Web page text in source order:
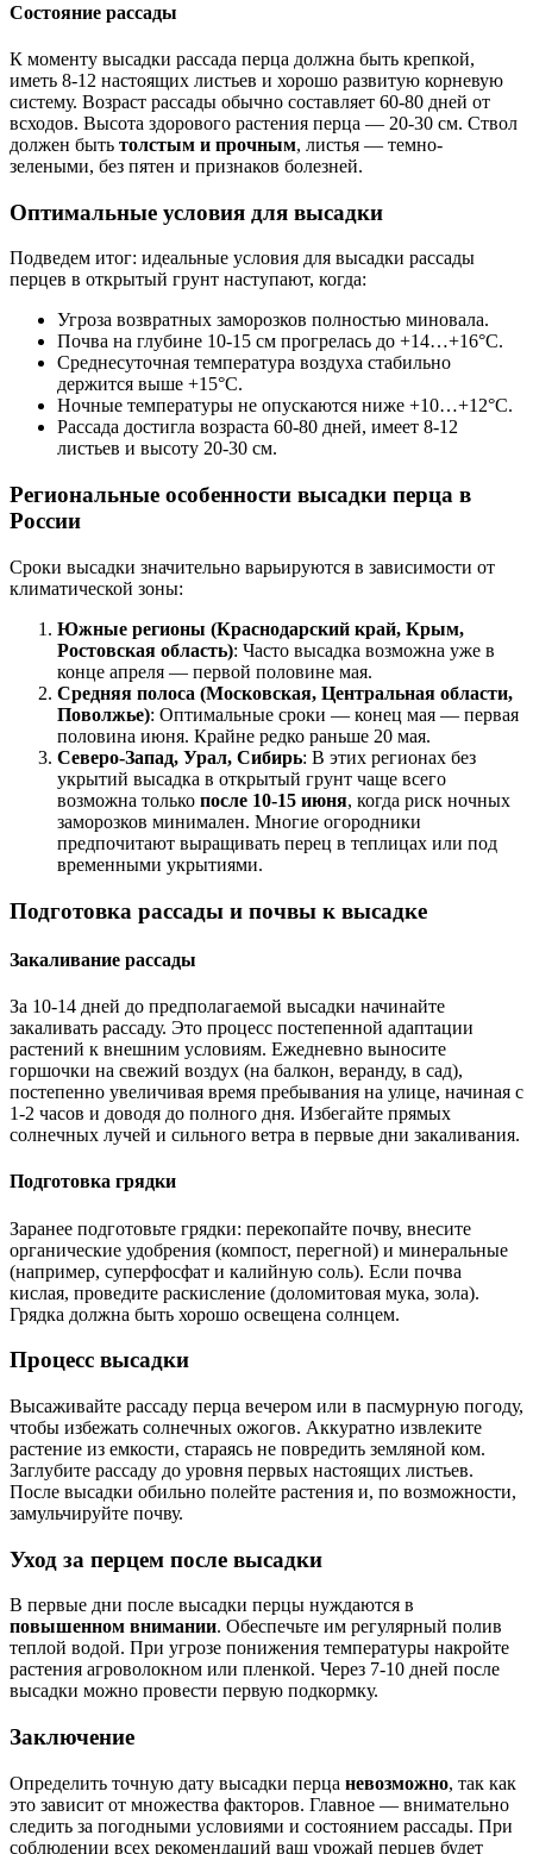
Состояние рассады
К моменту высадки рассада перца должна быть крепкой,
иметь 8-12 настоящих листьев и хорошо развитую корневую
систему. Возраст рассады обычно составляет 60-80 дней от
всходов. Высота здорового растения перца — 20-30 см. Ствол
должен быть толстым и прочным, листья — темно-
зелеными, без пятен и признаков болезней.
Оптимальные условия для высадки
Подведем итог: идеальные условия для высадки рассады
перцев в открытый грунт наступают, когда:
Угроза возвратных заморозков полностью миновала.
Почва на глубине 10-15 см прогрелась до +14…+16°C.
Среднесуточная температура воздуха стабильно
держится выше +15°C.
Ночные температуры не опускаются ниже +10…+12°C.
Рассада достигла возраста 60-80 дней, имеет 8-12
листьев и высоту 20-30 см.
Региональные особенности высадки перца в
России
Сроки высадки значительно варьируются в зависимости от
климатической зоны:
Южные регионы (Краснодарский край, Крым,
Ростовская область): Часто высадка возможна уже в
конце апреля — первой половине мая.
Средняя полоса (Московская, Центральная области,
Поволжье): Оптимальные сроки — конец мая — первая
половина июня. Крайне редко раньше 20 мая.
Северо-Запад, Урал, Сибирь: В этих регионах без
укрытий высадка в открытый грунт чаще всего
возможна только после 10-15 июня, когда риск ночных
заморозков минимален. Многие огородники
предпочитают выращивать перец в теплицах или под
временными укрытиями.
Подготовка рассады и почвы к высадке
Закаливание рассады
За 10-14 дней до предполагаемой высадки начинайте
закаливать рассаду. Это процесс постепенной адаптации
растений к внешним условиям. Ежедневно выносите
горшочки на свежий воздух (на балкон, веранду, в сад),
постепенно увеличивая время пребывания на улице, начиная с
1-2 часов и доводя до полного дня. Избегайте прямых
солнечных лучей и сильного ветра в первые дни закаливания.
Подготовка грядки
Заранее подготовьте грядки: перекопайте почву, внесите
органические удобрения (компост, перегной) и минеральные
(например, суперфосфат и калийную соль). Если почва
кислая, проведите раскисление (доломитовая мука, зола).
Грядка должна быть хорошо освещена солнцем.
Процесс высадки
Высаживайте рассаду перца вечером или в пасмурную погоду,
чтобы избежать солнечных ожогов. Аккуратно извлеките
растение из емкости, стараясь не повредить земляной ком.
Заглубите рассаду до уровня первых настоящих листьев.
После высадки обильно полейте растения и, по возможности,
замульчируйте почву.
Уход за перцем после высадки
В первые дни после высадки перцы нуждаются в
повышенном внимании. Обеспечьте им регулярный полив
теплой водой. При угрозе понижения температуры накройте
растения агроволокном или пленкой. Через 7-10 дней после
высадки можно провести первую подкормку.
Заключение
Определить точную дату высадки перца невозможно, так как
это зависит от множества факторов. Главное — внимательно
следить за погодными условиями и состоянием рассады. При
соблюдении всех рекомендаций ваш урожай перцев будет